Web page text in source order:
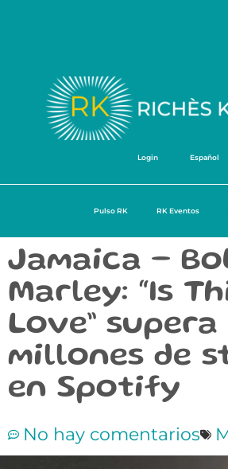
Login Español
Pulso RK RK Eventos
Jamaica –
Marley: “Is
Love”
millones de
en Spotify
No hay comentarios